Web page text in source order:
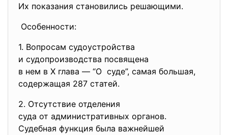
Их показания становились решающими.
Особенности:
1. Вопросам судоустройства
и судопроизводства посвящена
в нем в Х глава — “О суде”, самая большая,
содержащая 287 статей.
2. Отсутствие отделения
суда от административных органов.
Судебная функция была важнейшей